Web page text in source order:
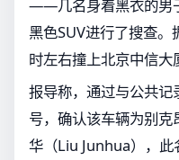
——几名身着黑衣的男
黑色SUV进行了搜查
时左右撞上北京中信大
报导称，通过与公共
号，确认该车辆为别
华（Liu Junhua），